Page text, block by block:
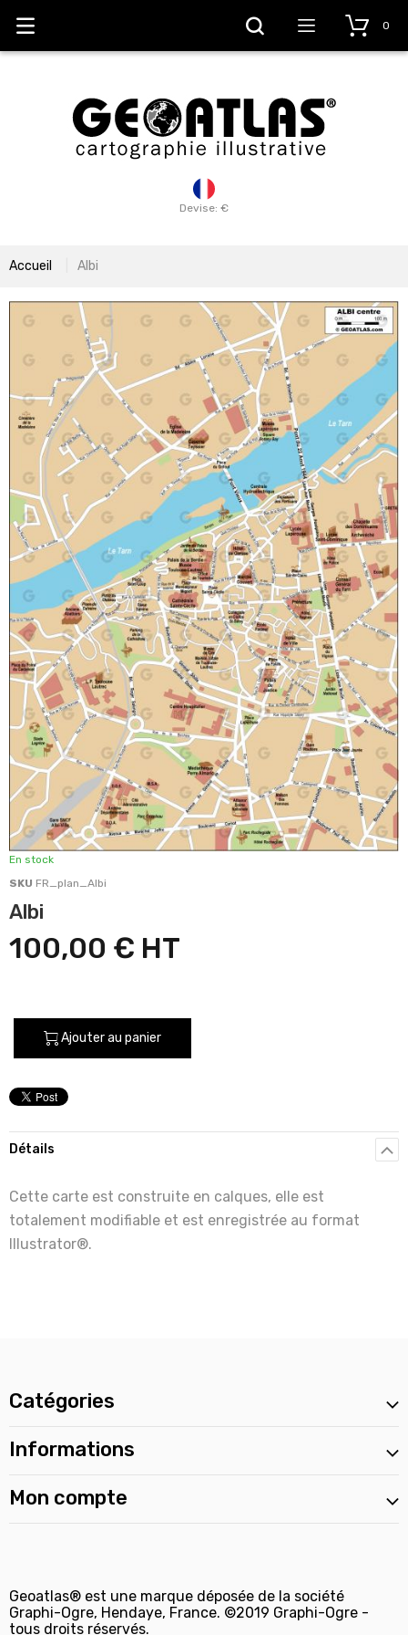
Devise: €
0
Accueil Albi
En stock
SKU FR_plan_Albi
Albi
100,00 €
Ajouter au panier
Détails
Cette carte est construite en calques, elle est
totalement modifiable et est enregistrée au format
Illustrator®.
Catégories
Informations
Mon compte
Geoatlas® est une marque déposée de la société
Graphi-Ogre, Hendaye, France. ©2019 Graphi-Ogre -
tous droits réservés.